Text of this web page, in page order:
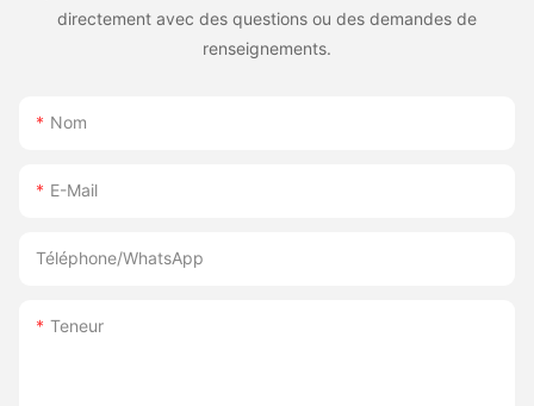
directement avec des questions ou des demandes de
renseignements.
Nom
E-Mail
Téléphone/WhatsApp
Teneur